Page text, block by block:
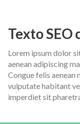
Texto SEO
Lorem ipsum dolor
aenean adipiscing
Congue felis aenean
vulputate habitant
imperdiet sit